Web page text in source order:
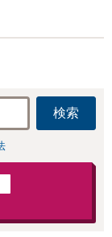
検索